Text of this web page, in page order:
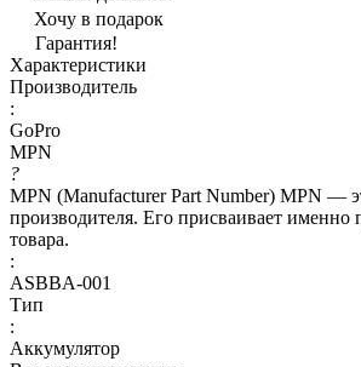
Хочу в подарок
Гарантия!
Характеристики
Производитель
:
GoPro
MPN
?
MPN (Manufacturer Part Number) MPN —
производителя. Его присваивает именно
товара.
:
ASBBA-001
Тип
:
Аккумулятор